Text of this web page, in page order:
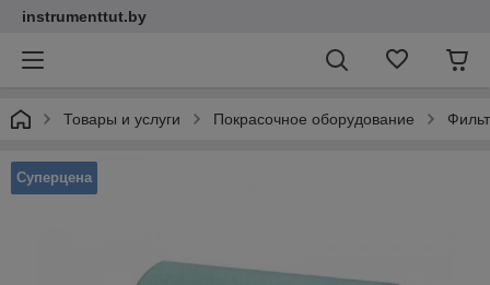
instrumenttut.by
Товары и услуги Покрасочное оборудование
Суперцена